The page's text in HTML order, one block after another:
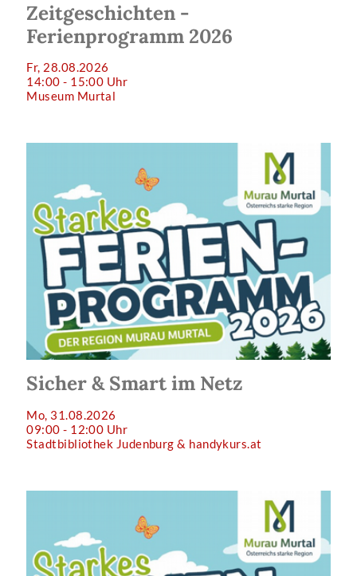
Zeitgeschichten -
Ferienprogramm 2026
Fr, 28.08.2026
14:00 - 15:00 Uhr
Museum Murtal
Sicher & Smart im Netz
Mo, 31.08.2026
09:00 - 12:00 Uhr
Stadtbibliothek Judenburg & handykurs.at